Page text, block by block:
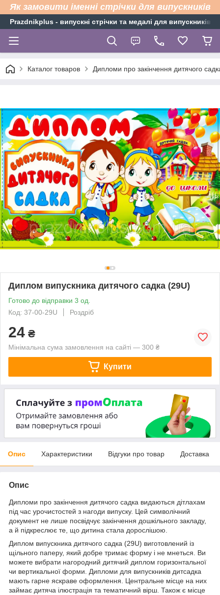
Як замовити іменні стрічки для випускників
Рrazdnikplus - випускні стрічки та медалі для випускників
Каталог товаров Дипломи про закінчення дитячого
Диплом випускника дитячого садка (29U)
Готово до відправки 3 од.
Код: 37-00-29U
Роздріб
24 ₴
Мінімальна сума замовлення на сайті — 300 ₴
Купити
Опис Характеристики Відгуки про товар Доставка
Опис
Дипломи про закінчення дитячого садка видаються дітлахам
під час урочистостей з нагоди випуску. Цей символічний
документ не лише посвідчує закінчення дошкільного закладу,
а й підкреслює те, що дитина стала дорослішою.
Диплом випускника дитячого садка (29U) виготовлений із
щільного паперу, який добре тримає форму і не мнеться. Ви
можете вибрати нагородний дитячий диплом горизонтальної
чи вертикальної форми. Дипломи для випускників дитсадка
мають гарне яскраве оформлення. Центральне місце на них
займає дитяча ілюстрація та тематичний вірш. Також є місце